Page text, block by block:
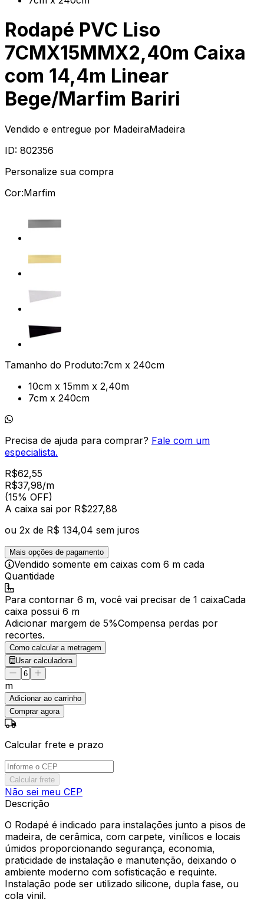
Rodapé PVC Liso
7CMX15MMX2,40m Caixa
com 14,4m Linear
Bege/Marfim Bariri
Vendido e entregue por MadeiraMadeira
ID: 802356
Personalize sua compra
Cor:Marfim
Tamanho do Produto:7cm x 240cm
10cm x 15mm x 2,40m
7cm x 240cm
Precisa de ajuda para comprar? Fale com um
especialista.
R$62,55
R$37,98/m
(15% OFF)
A caixa sai por R$227,88
ou 2x de R$ 134,04 sem juros
Mais opções de pagamento
Vendido somente em caixas com 6 m cada
Quantidade
Para contornar 6 m, você vai precisar de 1 caixaCada
caixa possui 6 m
Adicionar margem de 5%Compensa perdas por
recortes.
Como calcular a metragem
Usar calculadora
m
Adicionar ao carrinho
Comprar agora
Calcular frete e prazo
Calcular frete
Não sei meu CEP
Descrição
O Rodapé é indicado para instalações junto a pisos de
madeira, de cerâmica, com carpete, vinílicos e locais
úmidos proporcionando segurança, economia,
praticidade de instalação e manutenção, deixando o
ambiente moderno com sofisticação e requinte.
Instalação pode ser utilizado silicone, dupla fase, ou
cola vinil.